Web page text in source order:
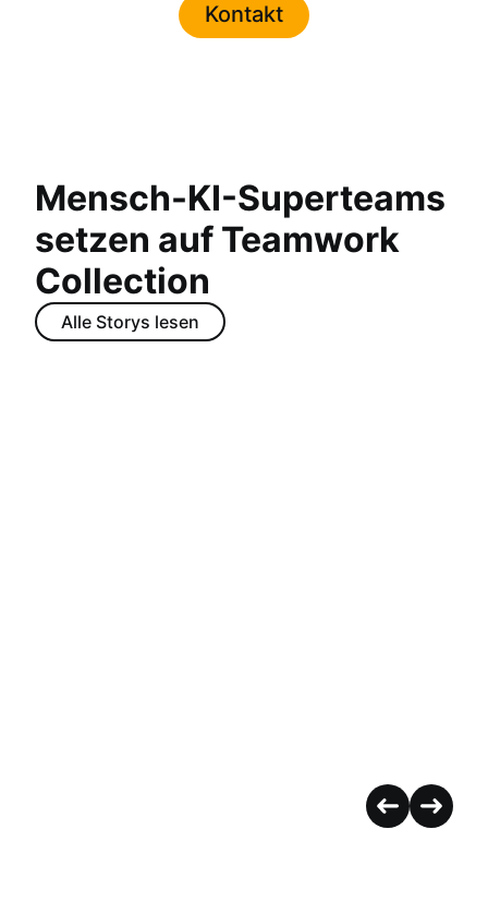
Kontakt
Mensch-KI-Superteams
setzen auf Teamwork
Collection
Alle Storys lesen